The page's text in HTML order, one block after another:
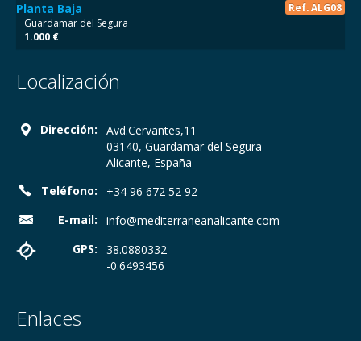
Planta Baja Ref. ALG08
Guardamar del Segura
1.000 €
Localización
Dirección:
Avd.Cervantes,11
03140, Guardamar del Segura
Alicante, España
Teléfono:
+34 96 672 52 92
E-mail:
info@mediterraneanalicante.com
GPS:
38.0880332
-0.6493456
Enlaces